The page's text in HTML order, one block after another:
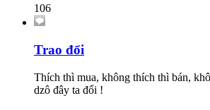
106
Trao đổi
Thích thì mua, không thích thì bán,
dzô đây ta đổi !